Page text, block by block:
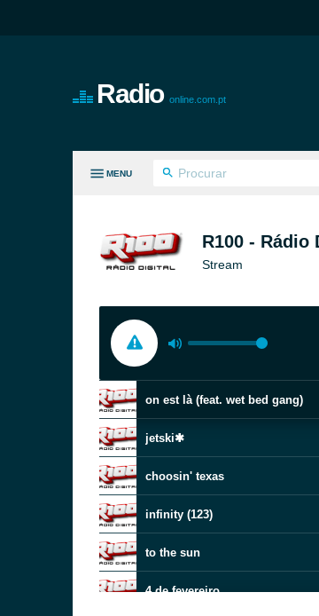
Radio online.com.pt
MENU
R100 - Rádio
Stream
on est là (feat. wet bed gang)
jetski✱
choosin' texas
infinity (123)
to the sun
4 de fevereiro